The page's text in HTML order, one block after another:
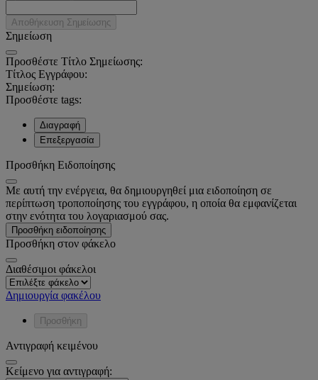
Αποθήκευση Σημείωσης
Σημείωση
Προσθέστε Τίτλο Σημείωσης:
Τίτλος Εγγράφου:
Σημείωση:
Προσθέστε tags:
Διαγραφή
Επεξεργασία
Προσθήκη Ειδοποίησης
Με αυτή την ενέργεια, θα δημιουργηθεί μια ειδοποίηση σε
περίπτωση τροποποίησης του εγγράφου, η οποία θα εμφανίζεται
στην ενότητα του λογαριασμού σας.
Προσθήκη ειδοποίησης
Προσθήκη στον φάκελο
Διαθέσιμοι φάκελοι
Δημιουργία φακέλου
Προσθήκη
Αντιγραφή κειμένου
Κείμενο για αντιγραφή: